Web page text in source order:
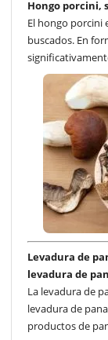
Hongo porcini,
El hongo porcini
buscados. En
Levadura de
levadura de
La levadura de
levadura de
productos de